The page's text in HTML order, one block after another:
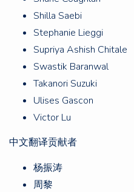
Shilla Saebi
Stephanie Lieggi
Supriya Ashish Chitale
Swastik Baranwal
Takanori Suzuki
Ulises Gascon
Victor Lu
中文翻译贡献者
杨振涛
周黎